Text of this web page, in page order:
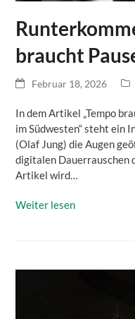
braucht
Februar 18, 2026
In dem Artikel „Tempo
im Südwesten“ steht ein
(Olaf Jung) die Augen
digitalen Dauerrauschen
Artikel wird…
Weiter lesen